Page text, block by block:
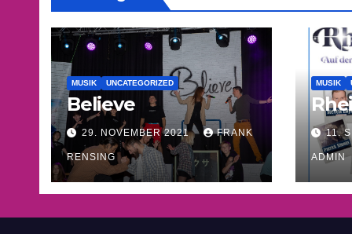
MUSIK UNCATEGORIZED
Believe
29. NOVEMBER 2021 FRANK
RENSING
MUSIK
11.
ADMIN